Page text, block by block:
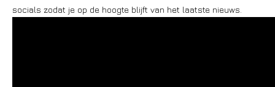
socials zodat je op de hoogte blijft van het laatste nieuws.